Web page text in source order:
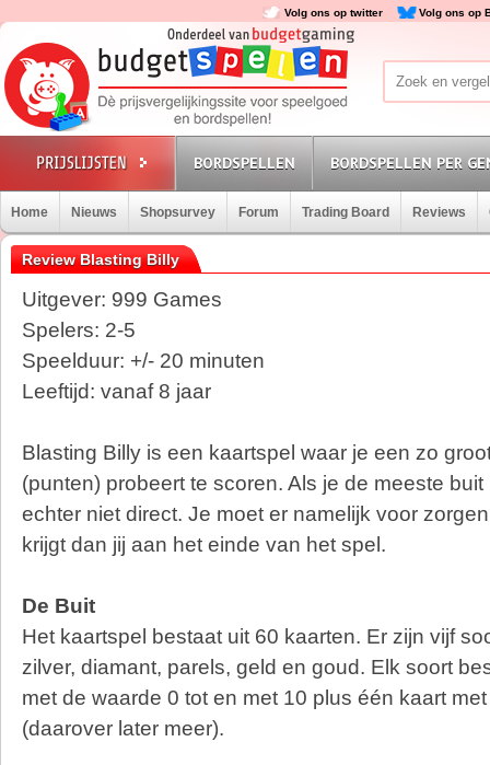
Volg ons op twitter Volg ons op
BORDSPELLEN BORDSPELLEN PER
Home Nieuws Shopsurvey Forum Trading Board Reviews
Review Blasting Billy
Uitgever: 999 Games
Spelers: 2-5
Speelduur: +/- 20 minuten
Leeftijd: vanaf 8 jaar
Blasting Billy is een kaartspel waar je een zo
(punten) probeert te scoren. Als je de meeste
echter niet direct. Je moet er namelijk voor
krijgt dan jij aan het einde van het spel.
De Buit
Het kaartspel bestaat uit 60 kaarten. Er zijn vijf
zilver, diamant, parels, geld en goud. Elk soort
met de waarde 0 tot en met 10 plus één kaart
(daarover later meer).